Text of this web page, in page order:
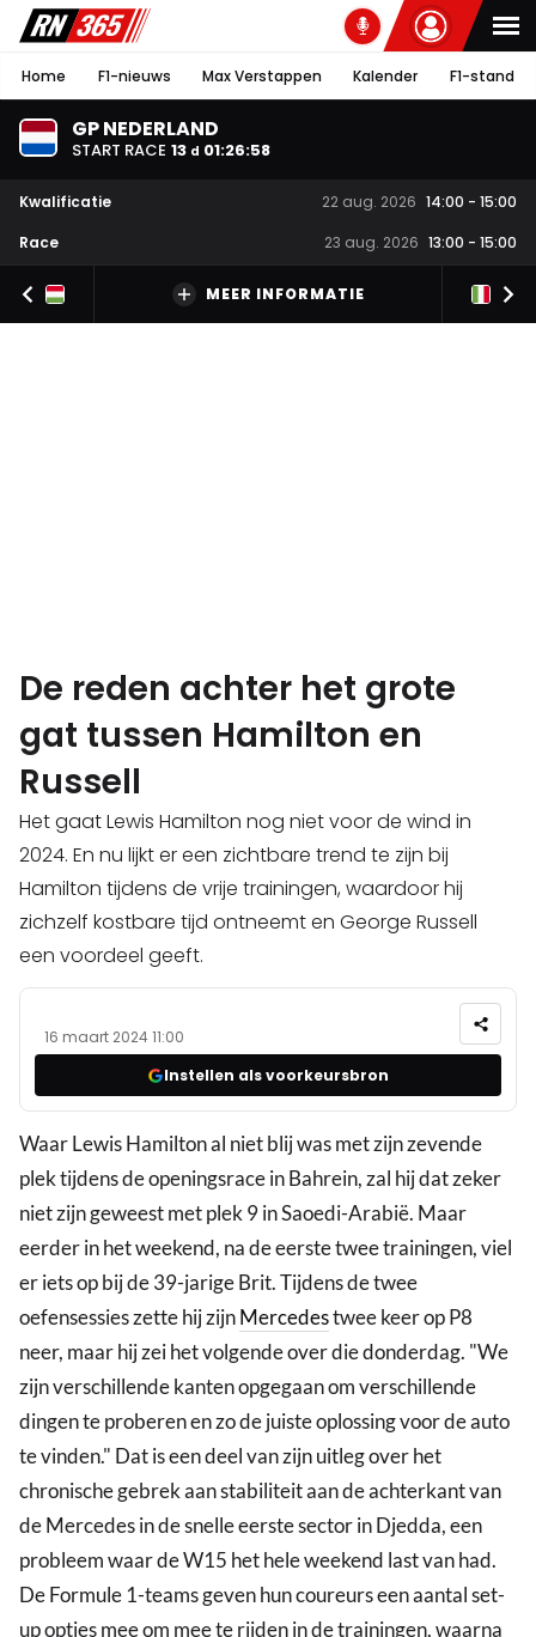
Home F1-nieuws Max Verstappen Kalender F1-stand
GP NEDERLAND
START RACE 13 d 01:26:57
Kwalificatie 22 aug. 2026 14:00 - 15:00
Race
23 aug. 2026 13:00 - 15:00
MEER INFORMATIE
De reden achter het grote
gat tussen Hamilton en
Russell
Het gaat Lewis Hamilton nog niet voor de wind in
2024. En nu lijkt er een zichtbare trend te zijn bij
Hamilton tijdens de vrije trainingen, waardoor hij
zichzelf kostbare tijd ontneemt en George Russell
een voordeel geeft.
16 maart 2024 11:00
Instellen als voorkeursbron
Waar Lewis Hamilton al niet blij was met zijn zevende
plek tijdens de openingsrace in Bahrein, zal hij dat zeker
niet zijn geweest met plek 9 in Saoedi-Arabië. Maar
eerder in het weekend, na de eerste twee trainingen, viel
er iets op bij de 39-jarige Brit. Tijdens de twee
oefensessies zette hij zijnMercedestwee keer op P8
neer, maar hij zei het volgende over die donderdag. "We
zijn verschillende kanten opgegaan om verschillende
dingen te proberen en zo de juiste oplossing voor de auto
te vinden." Dat is een deel van zijn uitleg over het
chronische gebrek aan stabiliteit aan de achterkant van
de Mercedes in de snelle eerste sector in Djedda, een
probleem waar de W15 het hele weekend last van had.
De Formule 1-teams geven hun coureurs een aantal set-
up opties mee om mee te rijden in de trainingen, waarna